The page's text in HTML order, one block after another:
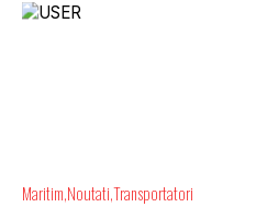
Maritim NoutatiTransportatori